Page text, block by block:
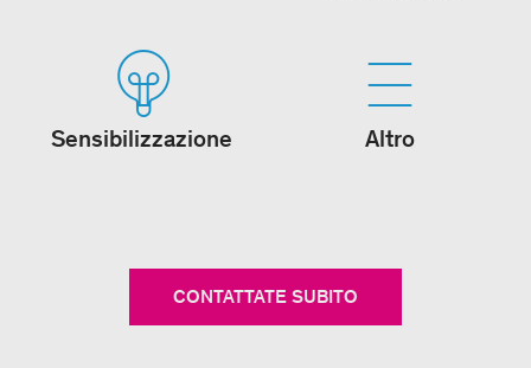
Sensibilizzazione Altro
CONTATTATE SUBITO